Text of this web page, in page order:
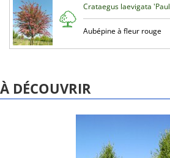
Crataegus laevigata
Aubépine à fleur rouge
À DÉCOUVRIR